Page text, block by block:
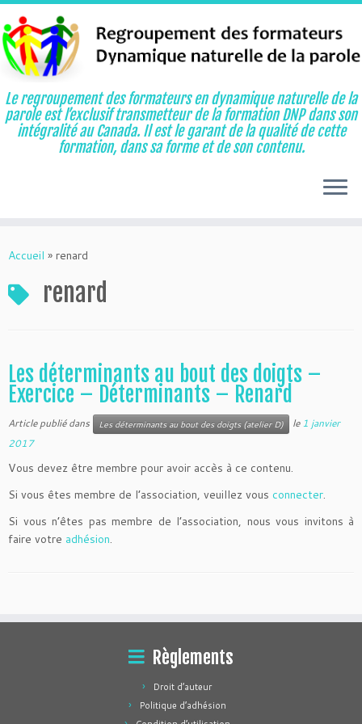
au
Le regroupement des formateurs en dynamique naturelle de la
parole est l’exclusif transmetteur de la formation DNP dans son
intégralité au Canada. Il est le garant de la qualité de cette
formation, dans sa forme et de son contenu.
Accueil » renard
renard
Les déterminants au bout des doigts –
Exercice – Déterminants – Renard
Article publié dans Les déterminants au bout des doigts (atelier D) le1 janvier
2017
Vous devez être membre pour avoir accès à ce contenu.
Si vous êtes membre de l’association, veuillez vous connecter.
Si vous n’êtes pas membre de l’association, nous vous invitons à
faire votre adhésion.
Règlements
Droit d’auteur
Politique d’adhésion